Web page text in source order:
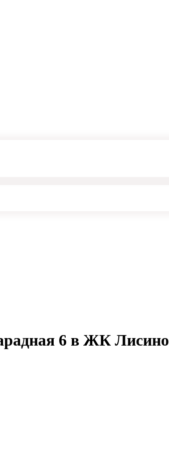
6 в ЖК Лисино